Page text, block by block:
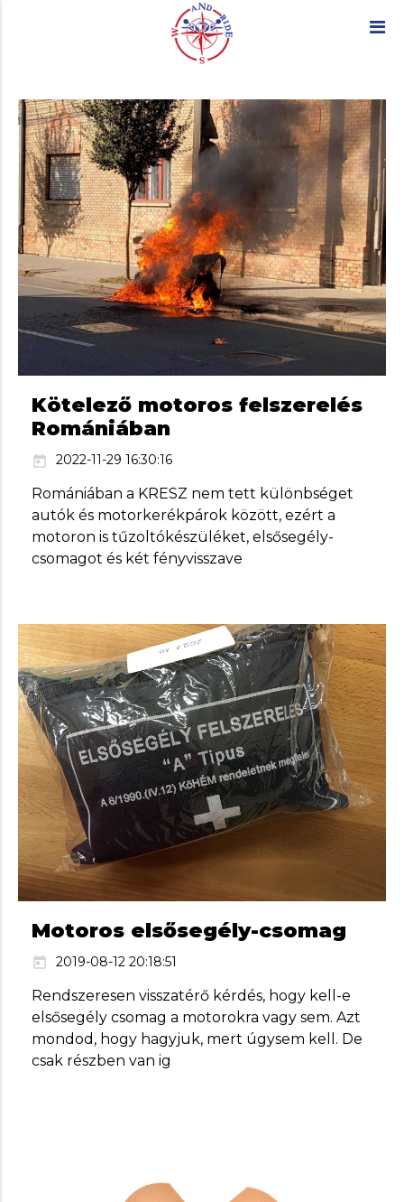
Kötelező motoros felszerelés
Romániában
today 2022-11-29 16:30:16
Romániában a KRESZ nem tett különbséget
autók és motorkerékpárok között, ezért a
motoron is tűzoltókészüléket, elsősegély-
csomagot és két fényvisszave
Motoros elsősegély-csomag
today 2019-08-12 20:18:51
Rendszeresen visszatérő kérdés, hogy kell-e
elsősegély csomag a motorokra vagy sem. Azt
mondod, hogy hagyjuk, mert úgysem kell. De
csak részben van ig